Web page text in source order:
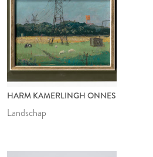
HARM KAMERLINGH ONNES
Landschap